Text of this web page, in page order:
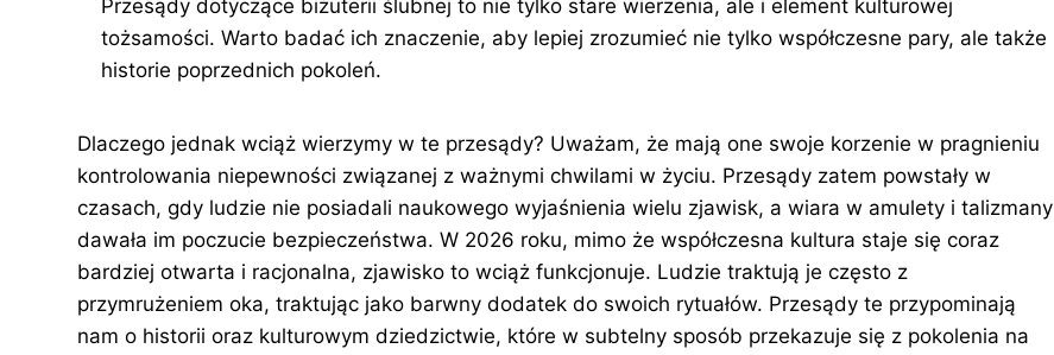
Przesądy dotyczące biżuterii ślubnej to nie tylko stare wierzenia, ale i element kulturowej
tożsamości. Warto badać ich znaczenie, aby lepiej zrozumieć nie tylko współczesne pary, ale także
historie poprzednich pokoleń.
Dlaczego jednak wciąż wierzymy w te przesądy? Uważam, że mają one swoje korzenie w pragnieniu
kontrolowania niepewności związanej z ważnymi chwilami w życiu. Przesądy zatem powstały w
czasach, gdy ludzie nie posiadali naukowego wyjaśnienia wielu zjawisk, a wiara w amulety i talizmany
dawała im poczucie bezpieczeństwa. W 2026 roku, mimo że współczesna kultura staje się coraz
bardziej otwarta i racjonalna, zjawisko to wciąż funkcjonuje. Ludzie traktują je często z
przymrużeniem oka, traktując jako barwny dodatek do swoich rytuałów. Przesądy te przypominają
nam o historii oraz kulturowym dziedzictwie, które w subtelny sposób przekazuje się z pokolenia na